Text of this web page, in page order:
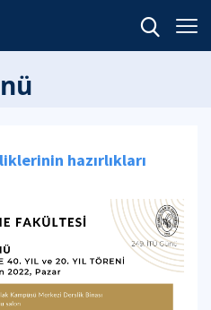
hazırlıkları